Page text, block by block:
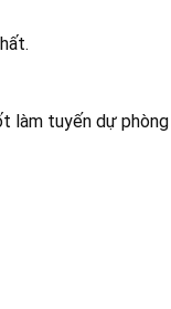
làm tuyến dự phòng